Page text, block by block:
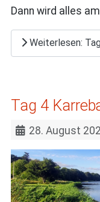
Dann wird alles
Weiterlesen:
Tag 4
28. August